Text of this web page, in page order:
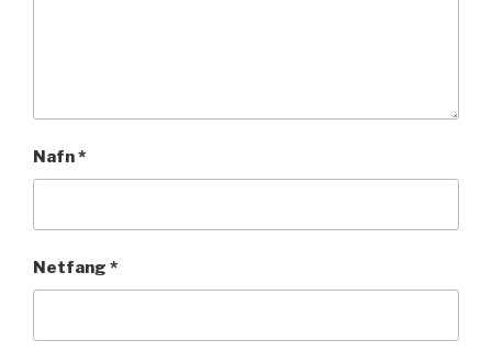
Nafn*
Netfang *